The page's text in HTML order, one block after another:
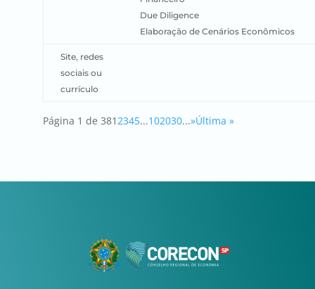
Due Diligence
Elaboração de Cenários Econômicos
Site, redes
sociais ou
currículo
Página 1 de 3812345...102030...»Última »